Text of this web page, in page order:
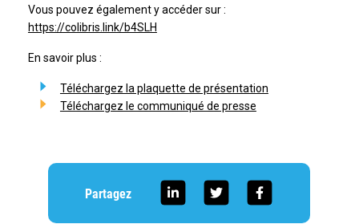
Vous pouvez également y accéder sur :
https://colibris.link/b4SLH
En savoir plus :
Téléchargez la plaquette de présentation
Téléchargez le communiqué de presse
Partagez